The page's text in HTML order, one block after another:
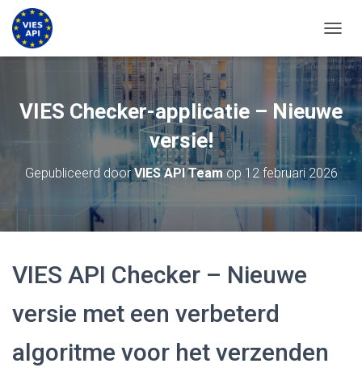
VIES Checker-applicatie – Nieuwe
versie!
Gepubliceerd doorVIES API Teamop 12 februari 2026
VIES API Checker – Nieuwe
versie met een verbeterd
algoritme voor het verzenden